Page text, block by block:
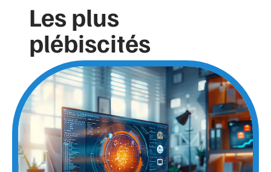
Les plus
plébiscités